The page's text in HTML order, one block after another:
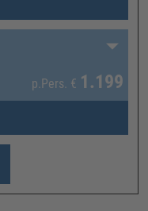
p.Pers. € 1.199